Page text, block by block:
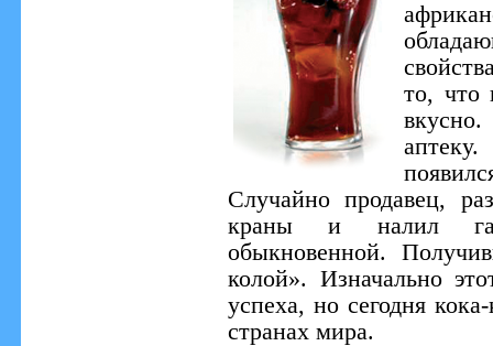
то, что
Случайно продавец,
краны и налил
обыкновенной.
колой». Изначально
успеха, но сегодня
странах мира.